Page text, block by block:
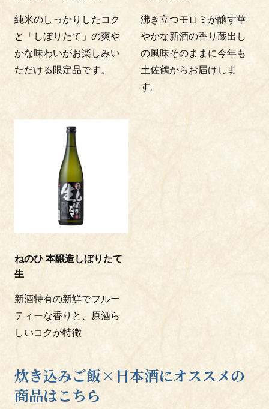
純米のしっかりしたコク
と「しぼりたて」の爽や
かな味わいがお楽しみい
ただける限定品です。
沸き立つモロミが醸す華
やかな新酒の香り蔵出し
の風味そのままに今年も
土佐鶴からお届けしま
す。
ねのひ 本醸造しぼりたて
生
新酒特有の新鮮でフルー
ティーな香りと、原酒ら
しいコクが特徴
炊き込みご飯×日本酒にオススメの
商品はこちら